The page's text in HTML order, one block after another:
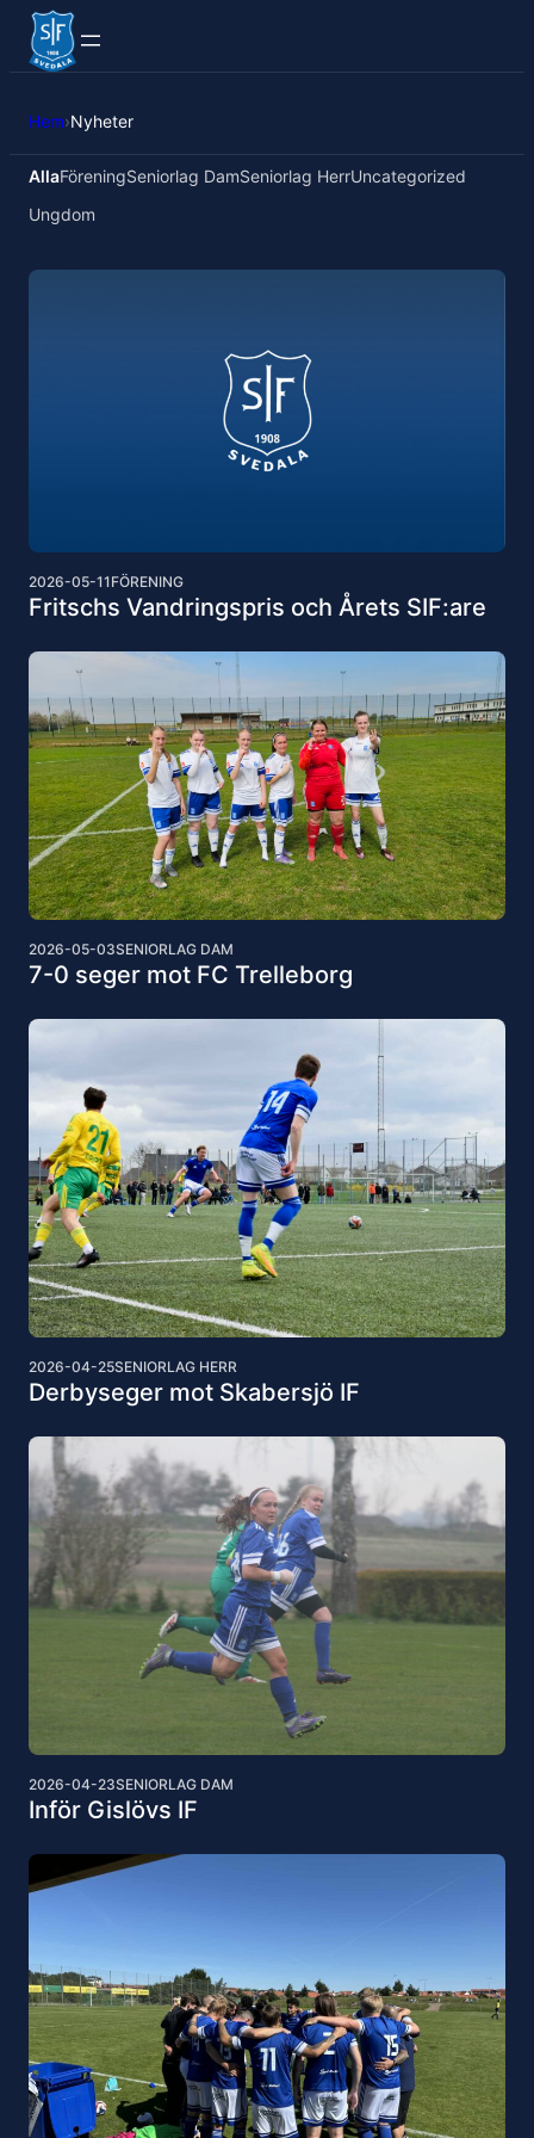
Hem›Nyheter
AllaFöreningSeniorlag DamSeniorlag HerrUncategorized
Ungdom
2026-05-11FÖRENING
Fritschs Vandringspris och Årets SIF:are
2026-05-03SENIORLAG DAM
7-0 seger mot FC Trelleborg
2026-04-25SENIORLAG HERR
Derbyseger mot Skabersjö IF
2026-04-23SENIORLAG DAM
Inför Gislövs IF